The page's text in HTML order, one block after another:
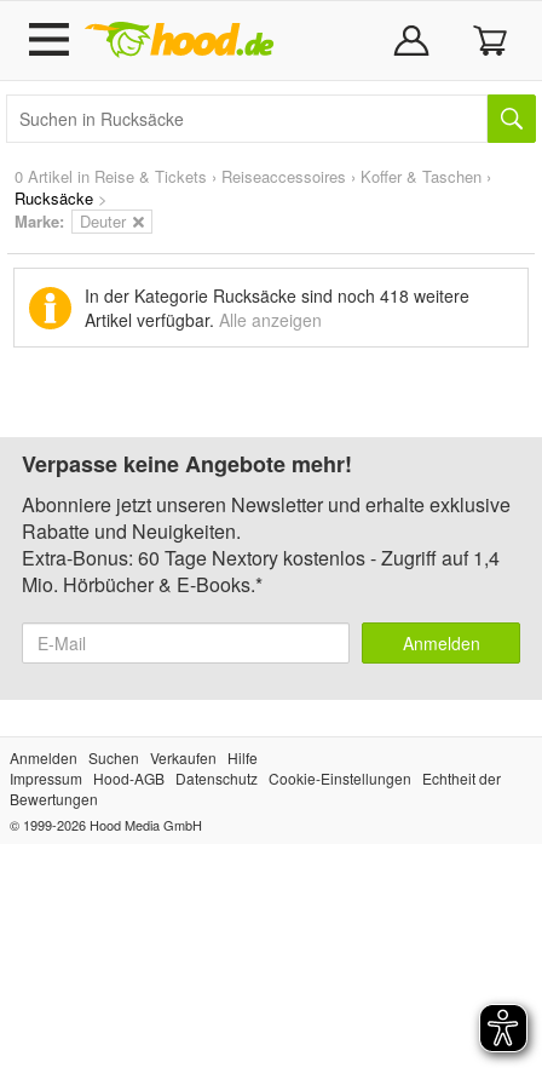
0 Artikel in Reise & Tickets › Reiseaccessoires › Koffer & Taschen ›
Rucksäcke >
Marke: Deuter
In der Kategorie Rucksäcke sind noch 418 weitere
Artikel verfügbar. Alle anzeigen
Verpasse keine Angebote mehr!
Abonniere jetzt unseren Newsletter und erhalte exklusive
Rabatte und Neuigkeiten.
Extra-Bonus: 60 Tage Nextory kostenlos - Zugriff auf 1,4
Mio. Hörbücher & E-Books.*
Anmelden
Anmelden Suchen Verkaufen
Hilfe
Impressum
Hood-AGB Datenschutz Cookie-Einstellungen
Echtheit der
Bewertungen
© 1999-2026 Hood Media GmbH